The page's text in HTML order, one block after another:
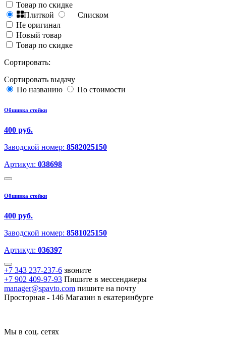
Товар по скидке
Плиткой
Списком
Не оригинал
Новый товар
Товар по скидке
Сортировать:
Сортировать выдачу
По названию
По стоимости
Обшивка стойки
400 руб.
Заводской номер: 8582025150
Артикул: 038698
Обшивка стойки
400 руб.
Заводской номер: 8581025150
Артикул: 036397
+7 343 237-237-6 звоните
+7 902 409-97-93 Пишите в мессенджеры
manager@spavto.com пишите на почту
Просторная - 146 Магазин в екатеринбурге
Мы в соц. сетях